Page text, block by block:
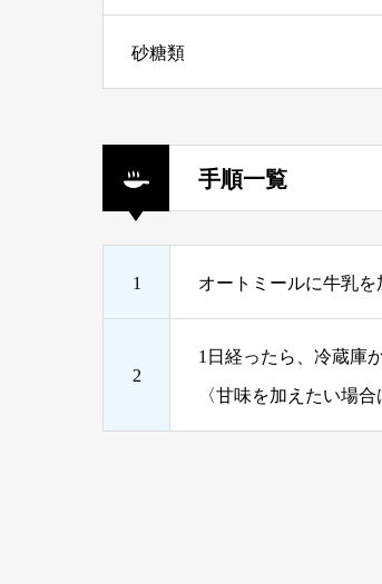
砂糖類
手順一覧
1 オートミールに牛乳を
2
1日経ったら、冷蔵庫
〈甘味を加えたい場